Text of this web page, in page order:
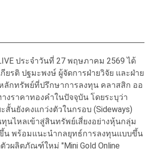
ประจำวันที่ 27 พฤษภาคม 2569 ได้
รติ ปฐมะพงษ์ ผู้จัดการฝ่ายวิจัย และฝ่าย
กทรัพย์ที่ปรึกษาการลงทุน คลาสสิก ออ
งราคาทองคำในปัจจุบัน โดยระบุว่า
สั้นยังคงแกว่งตัวในกรอบ (Sideways)
ทุนไหลเข้าสู่สินทรัพย์เสี่ยงอย่างหุ้นกลุ่ม
น พร้อมแนะนำกลยุทธ์การลงทุนแบบขึ้น
วผลิตภัณฑ์ใหม่ "Mini Gold Online